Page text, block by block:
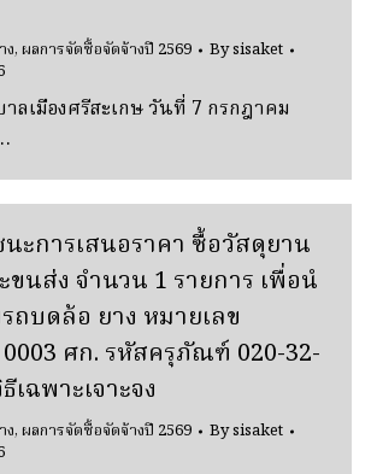
ง,ผลการจัดซื้อจัดจ้างปี 2569 Bysisaket
ลเมืองศรีสะเกษ วันที่ 7 กรกฎาคม
ะการเสนอราคา ซื้อวัสดุยาน
นส่ง จํานวน 1 รายการ เพื่อนํ
ถบดล้อ ยาง หมายเลข
ศก. รหัสครุภัณฑ์ 020-32-
เฉพาะเจาะจง
ง,ผลการจัดซื้อจัดจ้างปี 2569 Bysisaket